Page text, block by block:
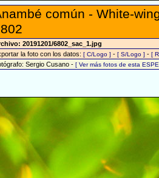
común - White-
20191201/6802_sac_1.jpg
la foto con los datos: [ C/Logo ] - [ S/Logo ] - [
Sergio Cusano - [ Ver más fotos de esta